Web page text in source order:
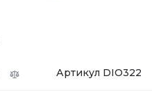
Артикул DIO322